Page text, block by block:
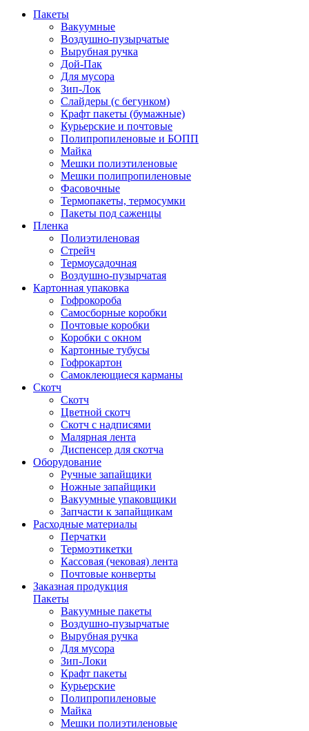
Пакеты
Вакуумные
Воздушно-пузырчатые
Вырубная ручка
Дой-Пак
Для мусора
Зип-Лок
Слайдеры (с бегунком)
Крафт пакеты (бумажные)
Курьерские и почтовые
Полипропиленовые и БОПП
Майка
Мешки полиэтиленовые
Мешки полипропиленовые
Фасовочные
Термопакеты, термосумки
Пакеты под саженцы
Пленка
Полиэтиленовая
Стрейч
Термоусадочная
Воздушно-пузырчатая
Картонная упаковка
Гофрокороба
Самосборные коробки
Почтовые коробки
Коробки с окном
Картонные тубусы
Гофрокартон
Самоклеющиеся карманы
Скотч
Скотч
Цветной скотч
Скотч с надписями
Малярная лента
Диспенсер для скотча
Оборудование
Ручные запайщики
Ножные запайщики
Вакуумные упаковщики
Запчасти к запайщикам
Расходные материалы
Перчатки
Термоэтикетки
Кассовая (чековая) лента
Почтовые конверты
Заказная продукция
Пакеты
Вакуумные пакеты
Воздушно-пузырчатые
Вырубная ручка
Для мусора
Зип-Локи
Крафт пакеты
Курьерские
Полипропиленовые
Майка
Мешки полиэтиленовые